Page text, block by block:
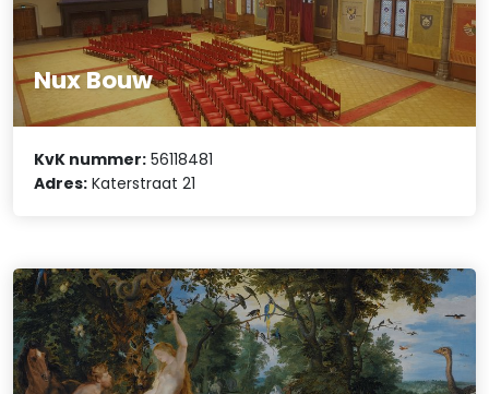
Nux Bouw
KvK nummer: 56118481
Adres: Katerstraat 21